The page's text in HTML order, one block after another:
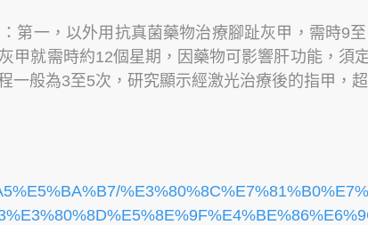
第一，以外用抗真菌藥物治療腳趾灰甲，需時9
甲就需時約12個星期，因藥物可影響肝功能，須
一般為3至5次，研究顯示經激光治療後的指甲，